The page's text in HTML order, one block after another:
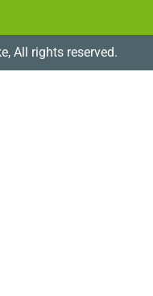
All rights reserved.